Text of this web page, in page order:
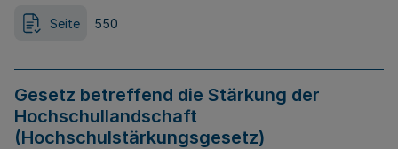
Seite 550
Gesetz betreffend die Stärkung der
Hochschullandschaft
(Hochschulstärkungsgesetz)